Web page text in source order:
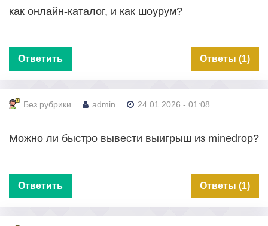
как онлайн-каталог, и как шоурум?
Ответить Ответы (1)
Без рубрики admin 24.01.2026 - 01:08
Можно ли быстро вывести выигрыш из minedrop?
Ответить Ответы (1)